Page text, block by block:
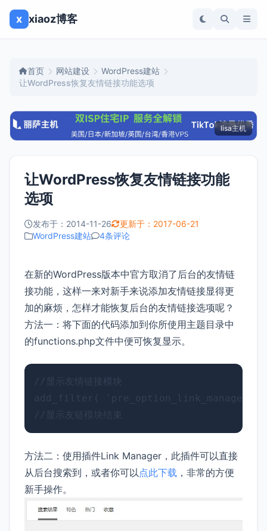
x xiaoz博客
首页 网站建设
WordPress建站
让WordPress恢复友情链接功能选项
lisa主机
让WordPress恢复友情链接功能
选项
发布于：2014-11-26
更新于：2017-06-21
WordPress建站
4条评论
在新的WordPress版本中官方取消了后台的友情链
接功能，这样一来对新手来说添加友情链接显得更
加的麻烦，怎样才能恢复后台的友情链接选项呢？
方法一：将下面的代码添加到你所使用主题目录中
的functions.php文件中便可恢复显示。
//显示友情链接模块
add_filter(
方法二：使用插件Link Manager，此插件可以直接
从后台搜索到，或者你可以 点此下载 ，非常的方便
新手操作。